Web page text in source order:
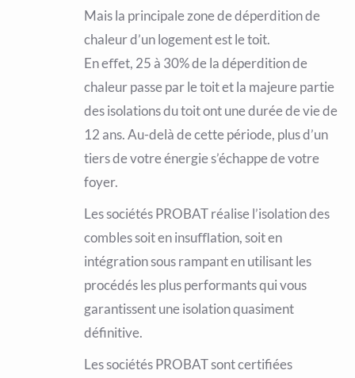
Mais la principale zone de déperdition de
chaleur d’un logement est le toit.
En eﬀet, 25 à 30% de la déperdition de
chaleur passe par le toit et la majeure partie
des isolations du toit ont une durée de vie de
12 ans. Au-delà de cette période, plus d’un
tiers de votre énergie s’échappe de votre
foyer.
Les sociétés PROBAT réalise l’isolation des
combles soit en insuﬄation, soit en
intégration sous rampant en utilisant les
procédés les plus performants qui vous
garantissent une isolation quasiment
définitive.
Les sociétés PROBAT sont certifiées